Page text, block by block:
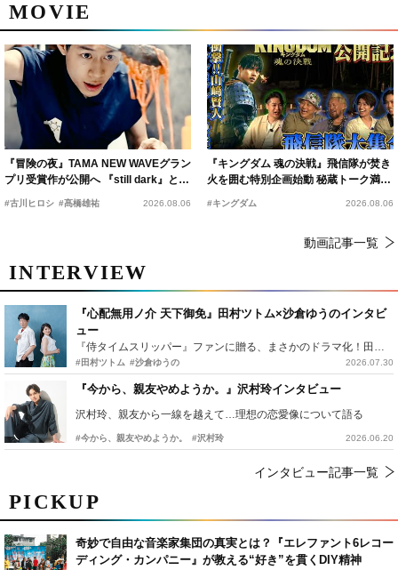
PICKUP
奇妙で自由な音楽家集団の真実とは？『エレファント6レコー
ディング・カンパニー』が教える“好き”を貫くDIY精神
MOVIE
『冒険の夜』TAMA NEW WAVEグラン
プリ受賞作が公開へ 『still dark』と同
時上映決定
#古川ヒロシ #髙橋雄祐 2026.08.06
『キングダム 魂の決戦』飛信隊が焚き
火を囲む特別企画始動 秘蔵トーク満載
の“キングダムキャンプ”開催
#キングダム 2026.08.06
動画記事一覧
INTERVIEW
『心配無用ノ介 天下御免』田村ツトム×沙倉ゆうのインタビ
ュー
『侍タイムスリッパー』ファンに贈る、まさかのドラマ化！田村ツトム×沙倉ゆうのが語る『心配無用ノ介』撮影秘話
#田村ツトム #沙倉ゆうの 2026.07.30
『今から、親友やめようか。』沢村玲インタビュー
沢村玲、親友から一線を越えて…理想の恋愛像について語る
#今から、親友やめようか。 #沢村玲 2026.06.20
インタビュー記事一覧